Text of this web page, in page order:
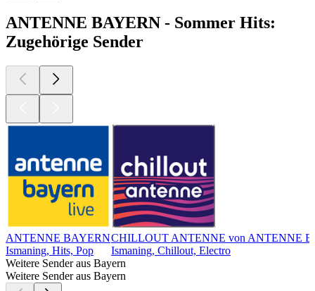
ANTENNE BAYERN - Sommer Hits:
Zugehörige Sender
ANTENNE BAYERN
Ismaning, Hits, Pop
CHILLOUT ANTENNE von ANTENNE
Ismaning, Chillout, Electro
Weitere Sender aus Bayern
Weitere Sender aus Bayern